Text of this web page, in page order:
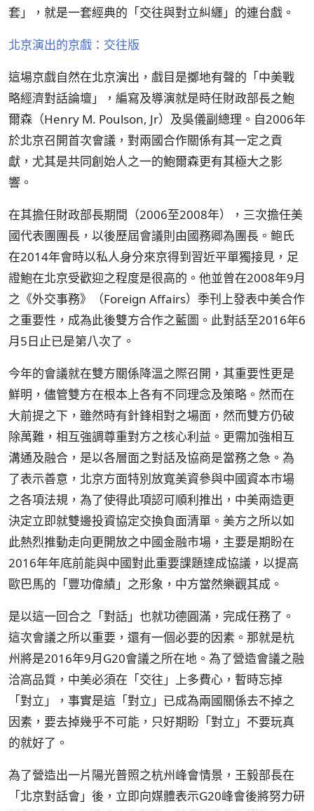
套」，就是一套經典的「交往與對立糾纒」的連台戲。
北京演出的京戲：交往版
這場京戲自然在北京演出，戲目是擲地有聲的「中美戰
略經濟對話論壇」，編寫及導演就是時任財政部長之鮑
爾森（Henry M. Poulson, Jr）及吳儀副總理。自2006年
於北京召開首次會議，對兩國合作關係有其一定之貢
獻，尤其是共同創始人之一的鮑爾森更有其極大之影
響。
在其擔任財政部長期間（2006至2008年），三次擔任美
國代表團團長，以後歷屆會議則由國務卿為團長。鲍氏
在2014年會時以私人身分來京得到習近平單獨接見，足
證鮑在北京受歡迎之程度是很高的。他並曾在2008年9月
之《外交事務》（Foreign Affairs）季刊上發表中美合作
之重要性，成為此後雙方合作之藍圖。此對話至2016年6
月5日止已是第八次了。
今年的會議就在雙方關係降溫之際召開，其重要性更是
鮮明，儘管雙方在根本上各有不同理念及策略。然而在
大前提之下，雖然時有針鋒相對之場面，然而雙方仍破
除萬難，相互強調尊重對方之核心利益。更需加強相互
溝通及融合，是以各層面之對話及協商是當務之急。為
了表示善意，北京方面特別放寬美資參與中國資本市場
之各項法規，為了使得此項認可順利推出，中美兩造更
決定立即就雙邊投資協定交換負面清單。美方之所以如
此熱烈推動走向更開放之中國金融市場，主要是期盼在
2016年年底前能與中國對此重要課題達成協議，以提高
歐巴馬的「豐功偉績」之形象，中方當然樂觀其成。
是以這一回合之「對話」也就功德圓滿，完成任務了。
這次會議之所以重要，還有一個必要的因素。那就是杭
州將是2016年9月G20會議之所在地。為了營造會議之融
洽高品質，中美必須在「交往」上多費心，暫時忘掉
「對立」，事實是這「對立」已成為兩國關係去不掉之
因素，要去掉幾乎不可能，只好期盼「對立」不要玩真
的就好了。
為了營造出一片陽光普照之杭州峰會情景，王毅部長在
「北京對話會」後，立即向媒體表示G20峰會後將努力研